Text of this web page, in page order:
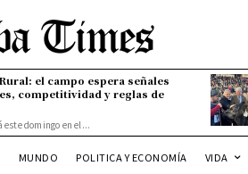
el campo espera señales
competitividad y reglas de
domingo en el...
MUNDO POLITICA Y ECONOMÍA VIDA